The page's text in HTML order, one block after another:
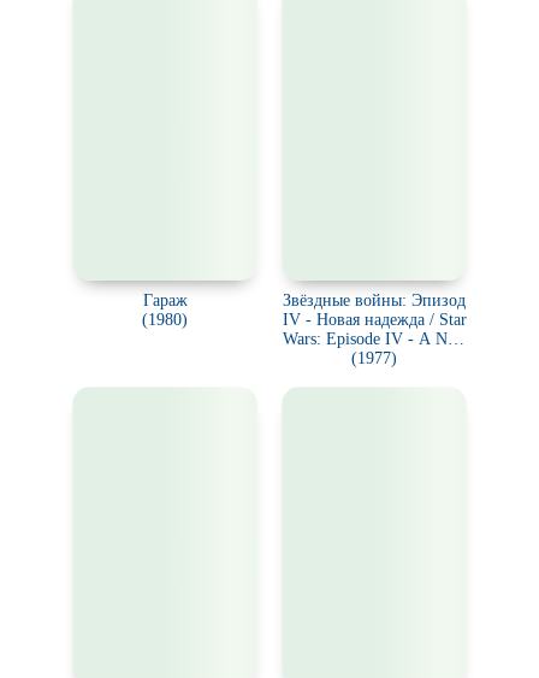
Гараж
(1980)
Звёздные войны: Эпизод
IV - Новая надежда / Star
Wars: Episode IV - A New
Hope
(1977)